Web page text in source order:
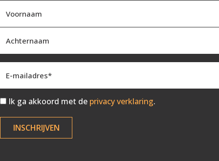
Ik ga akkoord met de privacy verklaring.
INSCHRIJVEN